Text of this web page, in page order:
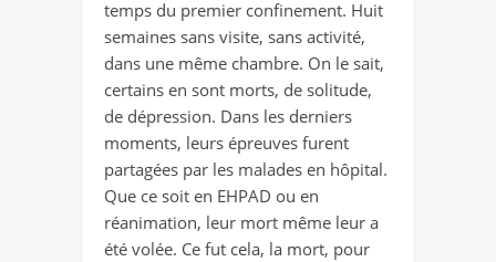
temps du premier confinement. Huit
semaines sans visite, sans activité,
dans une même chambre. On le sait,
certains en sont morts, de solitude,
de dépression. Dans les derniers
moments, leurs épreuves furent
partagées par les malades en hôpital.
Que ce soit en EHPAD ou en
réanimation, leur mort même leur a
été volée. Ce fut cela, la mort, pour